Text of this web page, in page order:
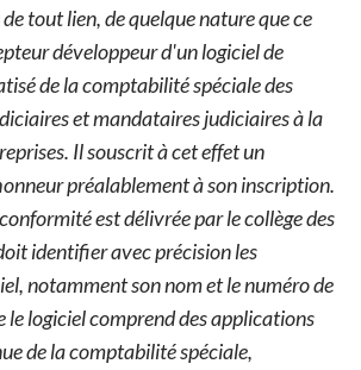
tout lien, de quelque nature que ce
développeur d'un logiciel de
de la comptabilité spéciale des
et mandataires judiciaires à la
Il souscrit à cet effet un
préalablement à son inscription.
est délivrée par le collège des
identifier avec précision les
notamment son nom et le numéro de
le logiciel comprend des applications
de la comptabilité spéciale,